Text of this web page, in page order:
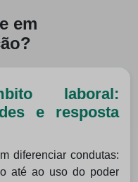
em
laboral:
e resposta
diferenciar condutas:
até ao uso do poder